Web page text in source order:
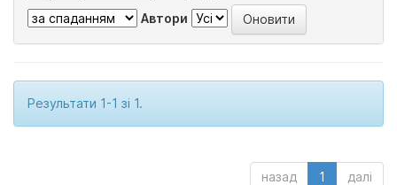
Автори
Результати 1-1 зі 1.
назад 1 далі